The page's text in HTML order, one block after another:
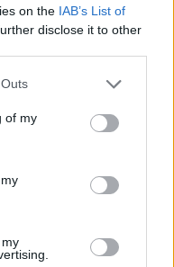
on the IAB’s List of
disclose it to other
of my
ένα